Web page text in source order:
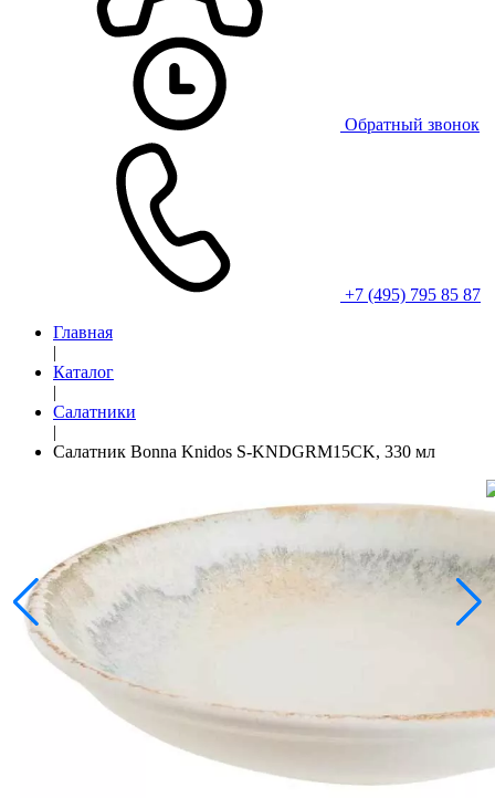
Обратный звонок
+7 (495) 795 85 87
Главная
|
Каталог
|
Салатники
|
Салатник Bonna Knidos S-KNDGRM15CK, 330 мл